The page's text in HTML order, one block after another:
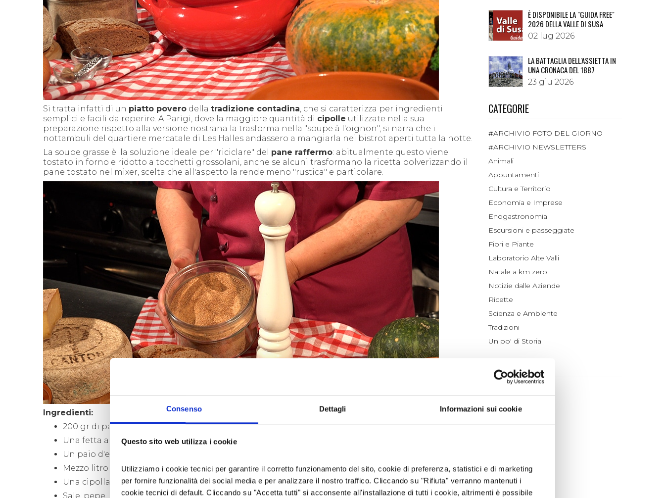
Consenso Dettagli Informazioni sui cookie
Questo sito web utilizza i cookie
Utilizziamo i cookie tecnici per garantire il corretto funzionamento del sito, cookie di preferenza, statistici e di marketing
per fornire funzionalità dei social media e per analizzare il nostro traffico. Cliccando su "Rifiuta" verranno mantenuti i
cookie tecnici di default. Cliccando su "Accetta tutti" si acconsente all'installazione di tutti i cookie, altrimenti è possibile
Si tratta infatti di un piatto povero della tradizione contadina, che si caratterizza per ingredienti
semplici e facili da reperire. A Parigi, dove la maggiore quantità di cipolle utilizzate nella sua
preparazione rispetto alla versione nostrana la trasforma nella "soupe à l'oignon", si narra che i
nottambuli del quartiere mercatale di Les Halles andassero a mangiarla nei bistrot aperti tutta la notte.
La soupe grasse è la soluzione ideale per "riciclare" del pane raffermo: abitualmente questo viene
tostato in forno e ridotto a tocchetti grossolani, anche se alcuni trasformano la ricetta polverizzando il
pane tostato nel mixer, scelta che all'aspetto la rende meno "rustica" e particolare.
​Ingredienti:
200 gr di pane raffermo (ideale quello disegale)
Una fetta abbondante di burro
Un paio d'etti di toma morbida non troppo stagionata, tagliata a pezzi
Mezzo litro di brodo
Una cipolla tritata
Sale, pepe, noce moscata, qualche bacca di ginepro
È DISPONIBILE LA "GUIDA FREE"
2026 DELLA VALLE DI SUSA
02 lug 2026
LA BATTAGLIA DELL'ASSIETTA IN
UNA CRONACA DEL 1887
23 giu 2026
CATEGORIE
#ARCHIVIO FOTO DEL GIORNO
#ARCHIVIO NEWSLETTERS
Animali
Appuntamenti
Cultura e Territorio
Economia e Imprese
Enogastronomia
Escursioni e passeggiate
Fiori e Piante
Laboratorio Alte Valli
Natale a km zero
Notizie dalle Aziende
Ricette
Scienza e Ambiente
Tradizioni
Un po' di Storia
ARCHIVIO
2026
febbraio (4)
gennaio (5)